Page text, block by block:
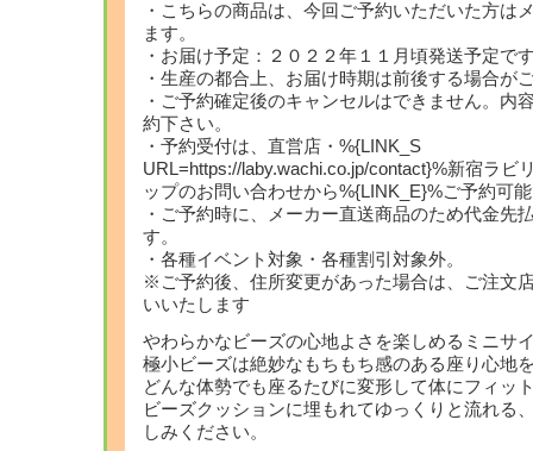
・こちらの商品は、今回ご予約いただいた方は
ます。
・お届け予定：２０２２年１１月頃発送予定で
・生産の都合上、お届け時期は前後する場合が
・ご予約確定後のキャンセルはできません。内
約下さい。
・予約受付は、直営店・%{LINK_S
URL=https://laby.wachi.co.jp/contact}%新宿ラビ
ップのお問い合わせから%{LINK_E}%ご予約可
・ご予約時に、メーカー直送商品のため代金先
す。
・各種イベント対象・各種割引対象外。
※ご予約後、住所変更があった場合は、ご注文
いいたします
やわらかなビーズの心地よさを楽しめるミニサ
極小ビーズは絶妙なもちもち感のある座り心地
どんな体勢でも座るたびに変形して体にフィッ
ビーズクッションに埋もれてゆっくりと流れる
しみください。